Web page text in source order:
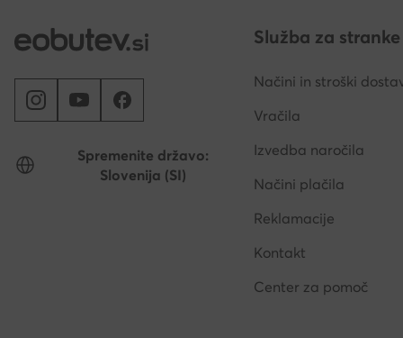
Spremenite državo:
Slovenija (SI)
Služba za stranke
Načini in stroški
Vračila
Izvedba naročila
Načini plačila
Reklamacije
Kontakt
Center za pomoč